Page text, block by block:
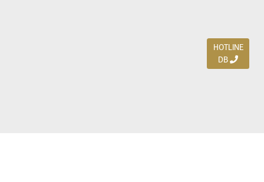
HOTLINE
DB